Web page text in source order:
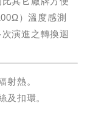
）溫度感測
演進之轉換迴
射熱。
及扣環。